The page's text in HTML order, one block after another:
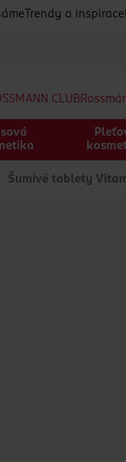
Trendy a inspirace
CLUB
Šumivé tablety